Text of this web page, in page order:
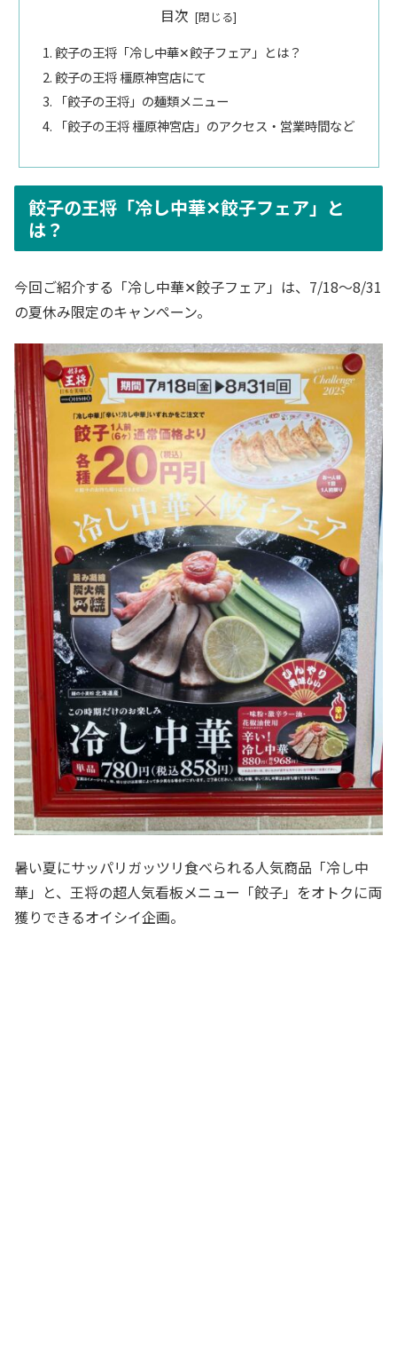
目次
餃子の王将「冷し中華✕餃子フェア」とは？
餃子の王将 橿原神宮店にて
「餃子の王将」の麺類メニュー
「餃子の王将 橿原神宮店」のアクセス・営業時間など
餃子の王将「冷し中華✕餃子フェア」と
は？
今回ご紹介する「冷し中華✕餃子フェア」は、7/18～8/31
の夏休み限定のキャンペーン。
暑い夏にサッパリガッツリ食べられる人気商品「冷し中
華」と、王将の超人気看板メニュー「餃子」をオトクに両
獲りできるオイシイ企画。